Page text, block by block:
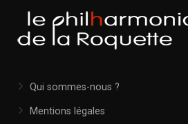
Qui sommes-nous ?
Mentions légales